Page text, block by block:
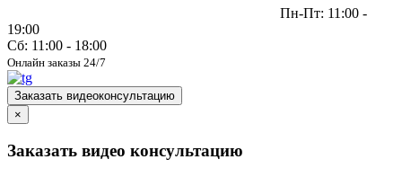
Пн-Пт: 11:00 -
19:00
Сб: 11:00 - 18:00
Онлайн заказы 24/7
Заказать видеоконсультацию
×
Заказать видео консультацию